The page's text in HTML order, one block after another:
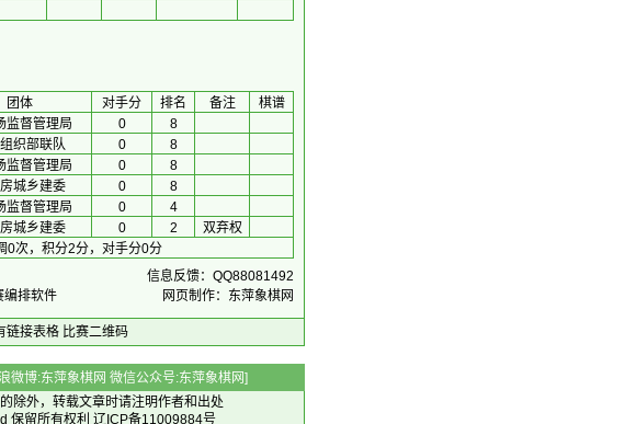
团体 对手分 排名 备注
棋谱
监督管理局 0
8
织部联队 0
8
监督管理局 0
8
城乡建委 0
8
监督管理局 0
4
城乡建委 0 2
双弃权
0次，积分2分，对手分0分
信息反馈：QQ88081492
编排软件 网页制作：东萍象棋网
链接表格 比赛二维码
博:东萍象棋网 微信公众号:东萍象棋网]
除外，转载文章时请注明作者和出处
保留所有权利 辽ICP备11009884号